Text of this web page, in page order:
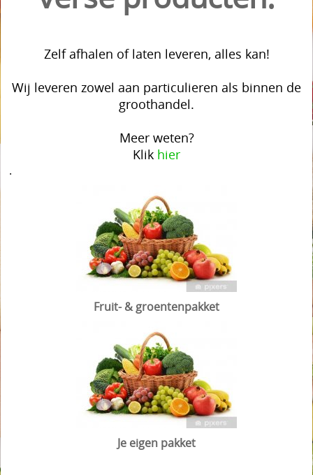
Zelf afhalen of laten leveren, alles kan!
Wij leveren zowel aan particulieren als binnen de
groothandel.
Meer weten?
Klik hier
.
Fruit- & groentenpakket
Je eigen pakket